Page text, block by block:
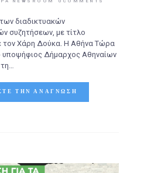
διαδικτυακών
συζητήσεων, με τίτλο
τον Χάρη Δούκα. Η Αθήνα Τώρα
υποψήφιος Δήμαρχος Αθηναίων
τη…
ΤΗΝ ΑΝΆΓΝΩΣΗ